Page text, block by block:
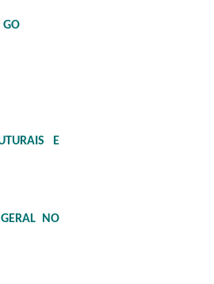
GO
E
NO